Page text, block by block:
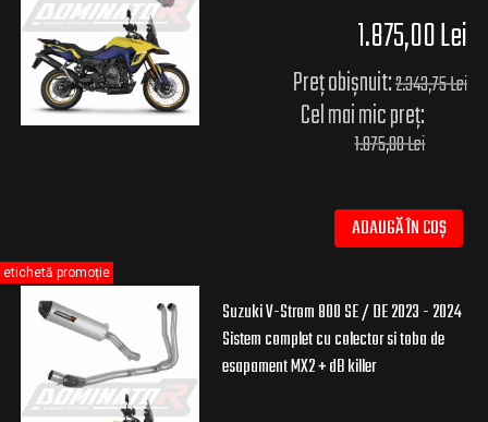
1.875,00 Lei
Preț obișnuit:2.343,75 Lei
Cel mai mic preț:
1.875,00 Lei
ADAUGĂ ÎN COȘ
Suzuki V-Strom 800 SE / DE 2023 - 2024
Sistem complet cu colector si toba de
esapament MX2 + dB killer
etichetă promoție